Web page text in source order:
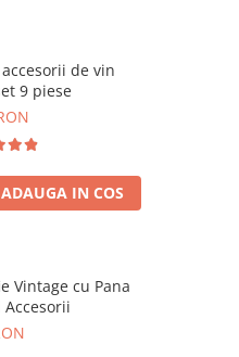
de vin
9 piese
ADAUGA IN COS
Vintage cu Pana